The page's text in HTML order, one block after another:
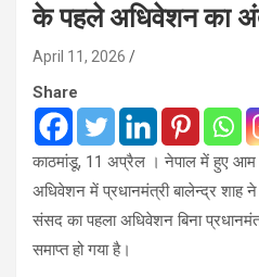
के पहले अधिवेशन का
April 11, 2026
Share
काठमांडू, 11 अप्रैल । नेपाल में हुए आम
अधिवेशन में प्रधानमंत्री बालेन्द्र शाह
संसद का पहला अधिवेशन बिना
समाप्त हो गया है।